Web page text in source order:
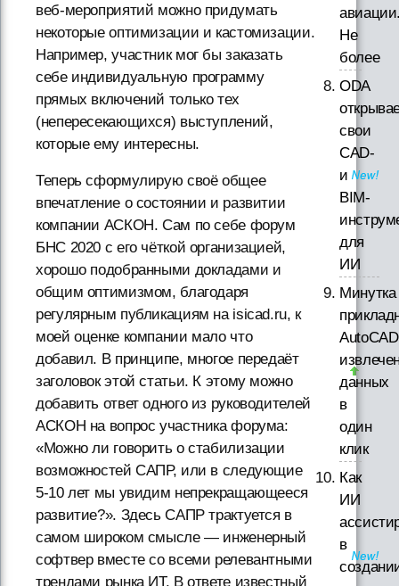
веб-мероприятий можно придумать
некоторые оптимизации и кастомизации.
Например, участник мог бы заказать
себе индивидуальную программу
прямых включений только тех
(непересекающихся) выступлений,
которые ему интересны.
Теперь сформулирую своё общее
впечатление о состоянии и развитии
компании АСКОН. Сам по себе форум
БНС 2020 с его чёткой организацией,
хорошо подобранными докладами и
общим оптимизмом, благодаря
регулярным публикациям на isicad.ru, к
моей оценке компании мало что
добавил. В принципе, многое передаёт
заголовок этой статьи. К этому можно
добавить ответ одного из руководителей
АСКОН на вопрос участника форума:
«Можно ли говорить о стабилизации
возможностей САПР, или в следующие
5-10 лет мы увидим непрекращающееся
развитие?». Здесь САПР трактуется в
самом широком смысле — инженерный
софтвер вместе со всеми релевантными
трендами рынка ИТ. В ответе известный
Не
более
ODA
свои
CAD-
и
BIM-
для
ИИ
Минутка
данных
в
один
клик
Как
ИИ
в